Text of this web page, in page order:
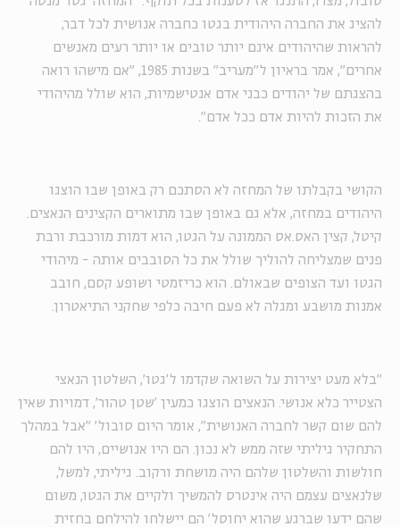
להציג את החברה היהודית בגטו כחברה אנושית לכל דבר,
להראות שהיהודים אינם יותר טובים או יותר רעים מאנשים
אחרים", אמר בראיון ל"מעריב" בשנות 1985, "אם מישהו רואה
בהצגתם של יהודים כבני אדם אנטישמיות, הוא שולל מהיהודי
את הזכות להיות אדם ככל אדם".
הקושי בקבלתו של המחזה לא הסתכם רק באופן שבו הוצגו
היהודים במחזה, אלא גם באופן שבו מתוארים הקצינים הנאצים.
קיטל, קצין האס.אס הממונה על הגטו, הוא דמות מורכבת ורבת
פנים שמצליחה להוליך שולל את כל הסובבים אותה - מיהודי
הגטו ועד הצופים שבאולם. הוא כריזמטי ושופע קסם, חובב
אמנות מושבע ומגלה לא פעם חיבה כלפי שחקני התיאטרון.
"בלא מעט יצירות על השואה שקדמו ל'גטו', השלטון הנאצי
הצטייר כלא אנושי. הנאצים הוצגו כמעין 'שטן טהור', דמויות שאין
להם שום קשר לחברה האנושית", אומר היום סובול' "אבל במהלך
התחקיר גיליתי שזה ממש לא נכון. הם היו אנושיים, היו להם
חולשות והשלטון שלהם היה מושחת ורקוב. גיליתי, למשל,
שלנאצים עצמם היה אינטרס להמשיך ולקיים את הגטו, משום
שהם ידעו שברגע שהוא יחוסל' הם יישלחו להילחם בחזית